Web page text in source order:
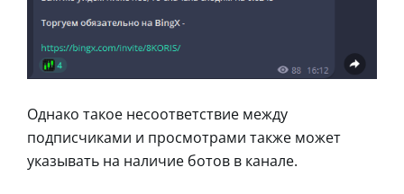
Однако такое несоответствие между
подписчиками и просмотрами также может
указывать на наличие ботов в канале.